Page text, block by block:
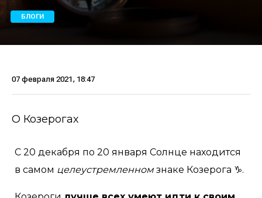
БЛОГИ
07 февраля 2021, 18:47
О Козерогах
С 20 декабря по 20 января Солнце находится
в самом целеустремленном знаке Козерога ♑.